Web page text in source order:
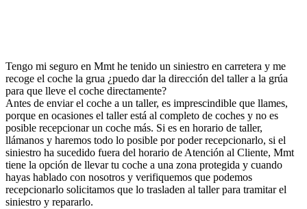
Tengo mi seguro en Mmt he tenido un siniestro en carretera y me
recoge el coche la grua ¿puedo dar la dirección del taller a la grúa
para que lleve el coche directamente?
Antes de enviar el coche a un taller, es imprescindible que llames,
porque en ocasiones el taller está al completo de coches y no es
posible recepcionar un coche más. Si es en horario de taller,
llámanos y haremos todo lo posible por poder recepcionarlo, si el
siniestro ha sucedido fuera del horario de Atención al Cliente, Mmt
tiene la opción de llevar tu coche a una zona protegida y cuando
hayas hablado con nosotros y verifiquemos que podemos
recepcionarlo solicitamos que lo trasladen al taller para tramitar el
siniestro y repararlo.